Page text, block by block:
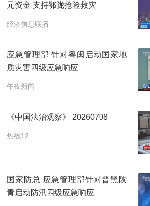
元资金 支持鄂陇抢险救灾
经济信息联播
应急管理部 针对粤闽启动国家地
质灾害四级应急响应
午夜新闻
《中国法治观察》 20260708
热线12
国家防总 应急管理部针对晋黑陕
青启动防汛四级应急响应